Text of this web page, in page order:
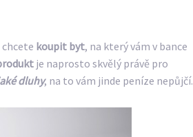
koupit byt, na který vám v bance
je naprosto skvělý právě pro
dluhy, na to vám jinde peníze nepůjčí.